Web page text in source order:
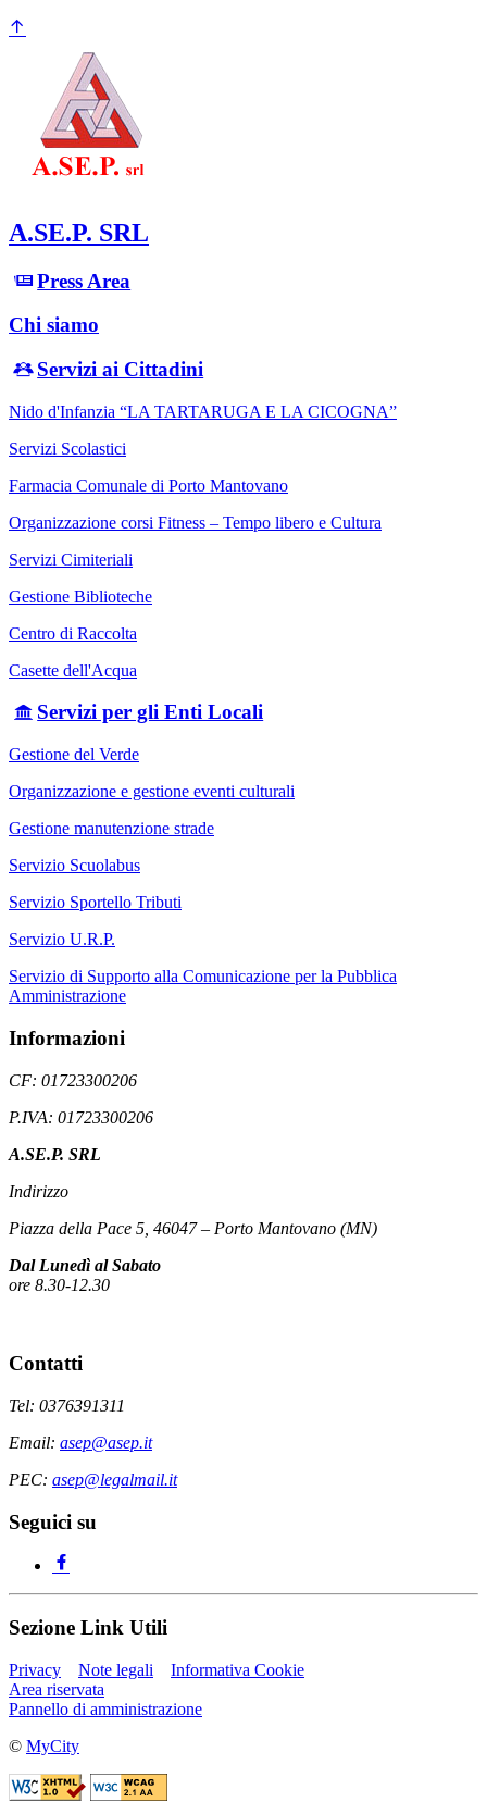
A.SE.P. SRL
Press Area
Chi siamo
Servizi ai Cittadini
Nido d'Infanzia “LA TARTARUGA E LA CICOGNA”
Servizi Scolastici
Farmacia Comunale di Porto Mantovano
Organizzazione corsi Fitness – Tempo libero e Cultura
Servizi Cimiteriali
Gestione Biblioteche
Centro di Raccolta
Casette dell'Acqua
Servizi per gli Enti Locali
Gestione del Verde
Organizzazione e gestione eventi culturali
Gestione manutenzione strade
Servizio Scuolabus
Servizio Sportello Tributi
Servizio U.R.P.
Servizio di Supporto alla Comunicazione per la Pubblica
Amministrazione
Informazioni
CF: 01723300206
P.IVA: 01723300206
A.SE.P. SRL
Indirizzo
Piazza della Pace 5, 46047 – Porto Mantovano (MN)
Dal Lunedì al Sabato
ore 8.30-12.30
Contatti
Tel: 0376391311
Email: asep@asep.it
PEC: asep@legalmail.it
Seguici su
Sezione Link Utili
Privacy Note legali
Informativa Cookie
Area riservata
Pannello di amministrazione
© MyCity